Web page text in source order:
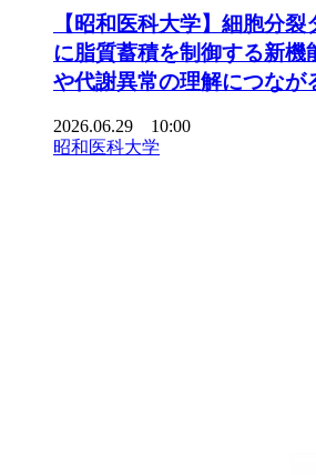
【昭和医科大学】細胞分
に脂質蓄積を制御する新機
や代謝異常の理解につなが
2026.06.29 10:00
昭和医科大学